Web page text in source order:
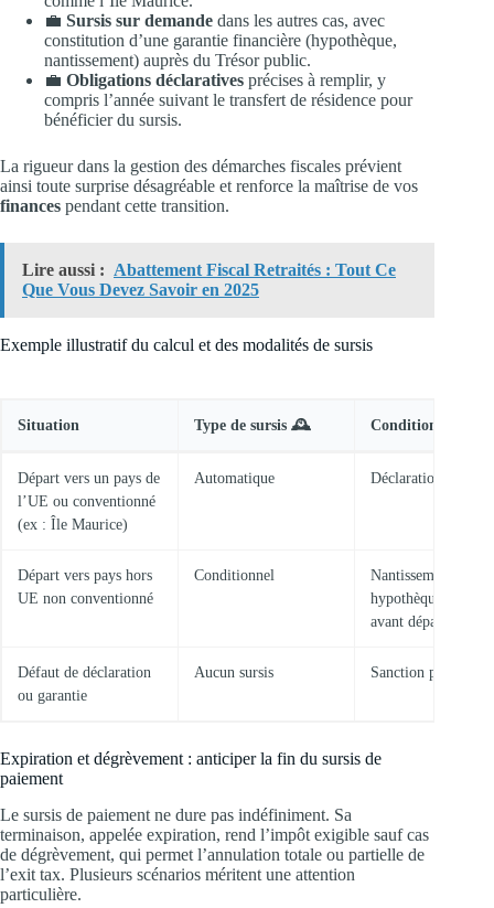
💼 Sursis sur demande dans les autres cas, avec
constitution d’une garantie financière (hypothèque,
nantissement) auprès du Trésor public.
💼 Obligations déclaratives précises à remplir, y
compris l’année suivant le transfert de résidence pour
bénéficier du sursis.
La rigueur dans la gestion des démarches fiscales prévient
ainsi toute surprise désagréable et renforce la maîtrise de vos
finances pendant cette transition.
Lire aussi : Abattement Fiscal Retraités : Tout Ce
Que Vous Devez Savoir en 2025
Exemple illustratif du calcul et des modalités de sursis
Situation Type de sursis 🕰️ Condition clé 🔑
Départ vers un pays de
l’UE ou conventionné
(ex : Île Maurice)
Automatique Déclarations
Départ vers pays hors
UE non conventionné
Conditionnel
Nantissement ou
hypothèque déposés
avant départ
Défaut de déclaration
ou garantie
Aucun sursis Sanction prévue
Expiration et dégrèvement : anticiper la fin du sursis de
paiement
Le sursis de paiement ne dure pas indéfiniment. Sa
terminaison, appelée expiration, rend l’impôt exigible sauf cas
de dégrèvement, qui permet l’annulation totale ou partielle de
l’exit tax. Plusieurs scénarios méritent une attention
particulière.